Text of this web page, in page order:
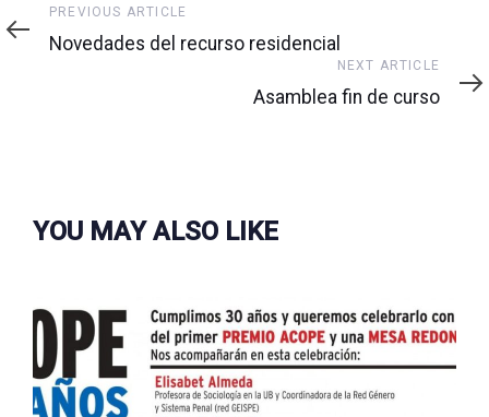
Previous
Article
PREVIOUS ARTICLE
Novedades del recurso residencial
Article
NEXT ARTICLE
Asamblea fin de curso
YOU MAY ALSO LIKE